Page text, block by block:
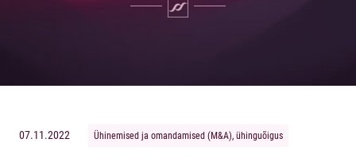
07.11.2022 Ühinemised ja omandamised (M&A), ühinguõigus